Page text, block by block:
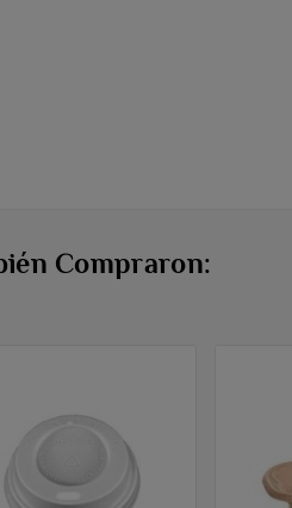
Compraron: